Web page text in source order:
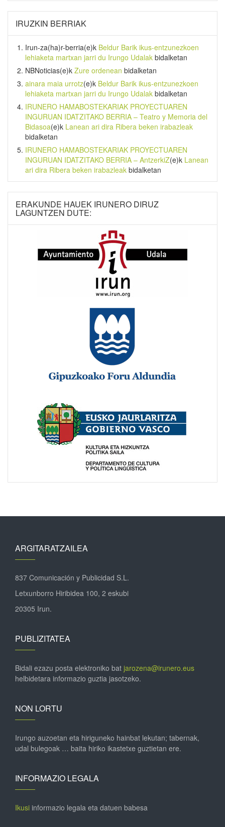
IRUZKIN BERRIAK
Irun-za(ha)r-berria(e)k Beldur Barik ikus-entzunezkoen
lehiaketa martxan jarri du Irungo Udalak bidalketan
NBNoticias(e)k Zure ordenean bidalketan
ainara maia urrotz(e)k Beldur Barik ikus-entzunezkoen
lehiaketa martxan jarri du Irungo Udalak bidalketan
IRUNERO HAMABOSTEKARIAK PROYECTUAREN
INGURUAN IDATZITAKO BERRIA – Teatro y Memoria del
Bidasoa(e)k Lanean ari dira Ribera beken irabazleak
bidalketan
IRUNERO HAMABOSTEKARIAK PROYECTUAREN
INGURUAN IDATZITAKO BERRIA – AntzerkiZ(e)k Lanean
ari dira Ribera beken irabazleak bidalketan
ERAKUNDE HAUEK IRUNERO DIRUZ
LAGUNTZEN DUTE:
ARGITARATZAILEA
837 Comunicación y Publicidad S.L.
Letxunborro Hiribidea 100, 2 eskubi
20305 Irun.
PUBLIZITATEA
Bidali ezazu posta elektroniko bat jarozena@irunero.eus
helbidetara informazio guztia jasotzeko.
NON LORTU
Irungo auzoetan eta hiriguneko hainbat lekutan; tabernak,
udal bulegoak … baita hiriko ikastetxe guztietan ere.
INFORMAZIO LEGALA
Ikusi informazio legala eta datuen babesa